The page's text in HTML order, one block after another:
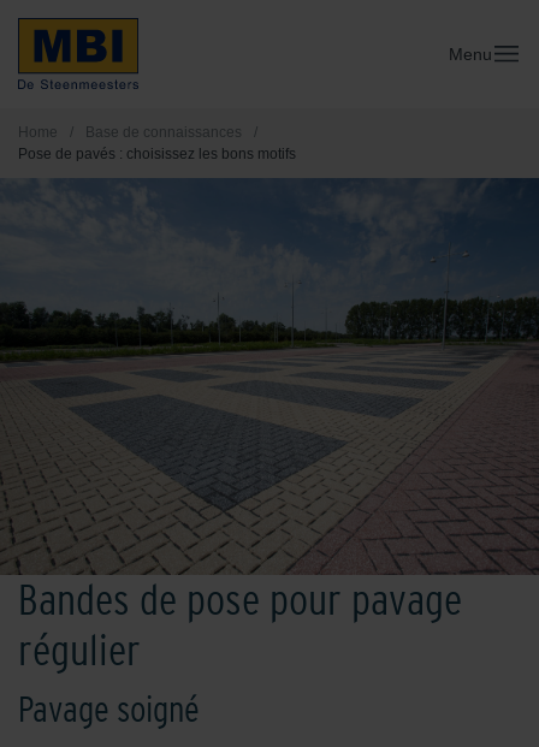
Menu
Home / Base de connaissances
/
Pose de pavés : choisissez les bons motifs
Bandes de pose pour pavage
régulier
Pavage soigné